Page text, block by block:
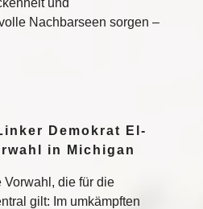
und
Nachbarseen sorgen –
Demokrat El-
in Michigan
Vorwahl, die für die
gilt: Im umkämpften